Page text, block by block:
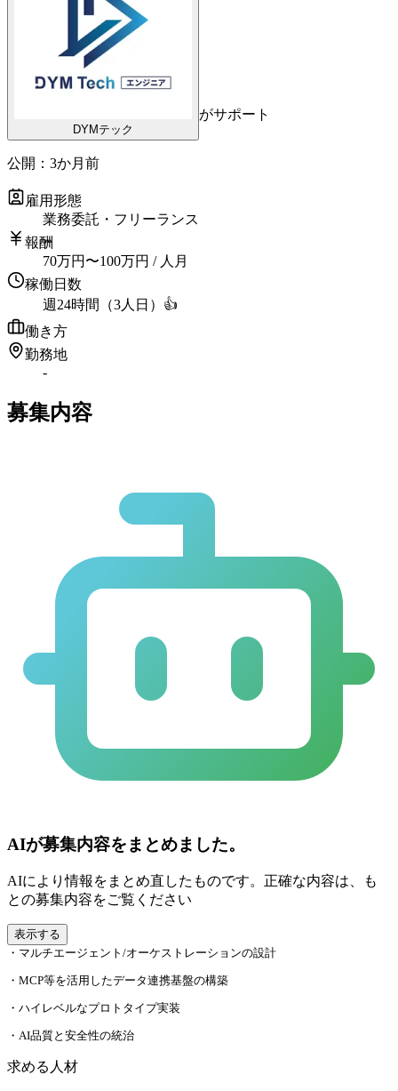
DYMテック
がサポート
公開： 3か月前
雇用形態
業務委託・フリーランス
報酬
70万円 〜100万円 / 人月
稼働日数
週24時間（3人日） 👍
働き方
勤務地
-
募集内容
AIが募集内容をまとめました。
AIにより情報をまとめ直したものです。正確な内容は、も
との募集内容をご覧ください
表示する
・マルチエージェント/オーケストレーションの設計
・MCP等を活用したデータ連携基盤の構築
・ハイレベルなプロトタイプ実装
・AI品質と安全性の統治
求める人材